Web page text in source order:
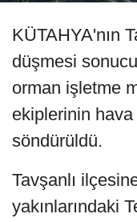
KÜTAHYA'nın
düşmesi
orman işletme
ekiplerinin
söndürüldü.
Tavşanlı
yakınlarındaki